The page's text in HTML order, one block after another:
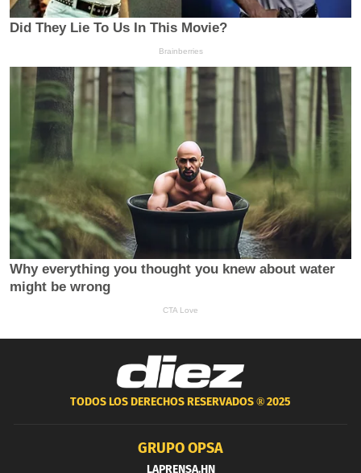
TODOS LOS DERECHOS RESERVADOS ®2025
GRUPO OPSA
LAPRENSA.HN